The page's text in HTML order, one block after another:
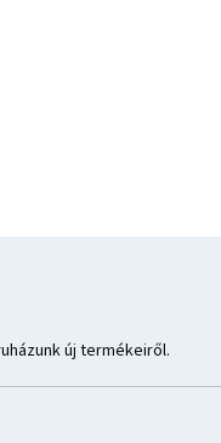
új termékeiről.